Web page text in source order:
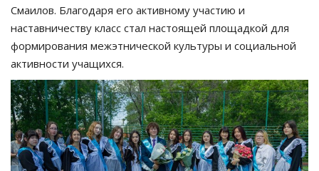
Смаилов. Благодаря его активному участию и
наставничеству класс стал настоящей площадкой для
формирования межэтнической культуры и социальной
активности учащихся.